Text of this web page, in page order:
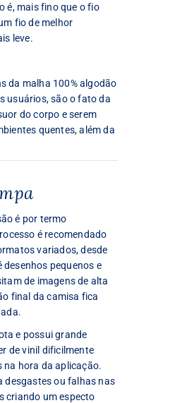
é, mais fino que o fio
fio de melhor
leve.
da malha 100% algodão
usuários, são o fato da
do corpo e serem
quentes, além da
é por termo
é recomendado
variados, desde
pequenos e
de imagens de alta
final da camisa fica
e possui grande
de vinil dificilmente
na hora da aplicação.
desgastes ou falhas nas
criando um especto